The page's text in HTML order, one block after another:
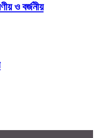
ও বর্জনীয়